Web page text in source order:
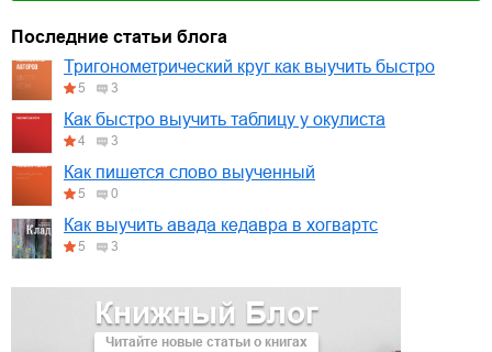
Книжный Блог
Читайте новые статьи о книгах
Последние статьи блога
Тригонометрический круг как выучить быстро
5 3
Как быстро выучить таблицу у окулиста
4 3
Как пишется слово выученный
5 0
Как выучить авада кедавра в хогвартс
5 3